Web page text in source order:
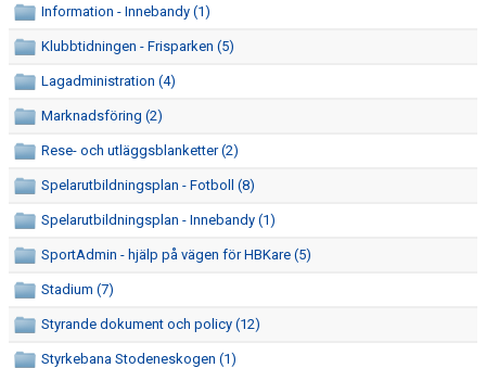
MATCHER
KONTAKTER & LAG
FÖRENINGSDOKUMENT_GAMLA
FÖRENINGSDOKUMENT
Information - Innebandy (1)
Klubbtidningen - Frisparken (5)
Lagadministration (4)
Marknadsföring (2)
Rese- och utläggsblanketter (2)
Spelarutbildningsplan - Fotboll (8)
Spelarutbildningsplan - Innebandy (1)
SportAdmin - hjälp på vägen för HBKare (5)
Stadium (7)
Styrande dokument och policy (12)
Styrkebana Stodeneskogen (1)